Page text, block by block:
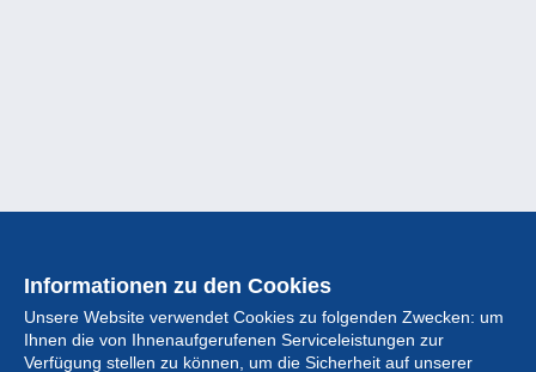
Informationen zu den Cookies
Unsere Website verwendet Cookies zu folgenden Zwecken: um
Ihnen die von Ihnenaufgerufenen Serviceleistungen zur
Verfügung stellen zu können, um die Sicherheit auf unserer